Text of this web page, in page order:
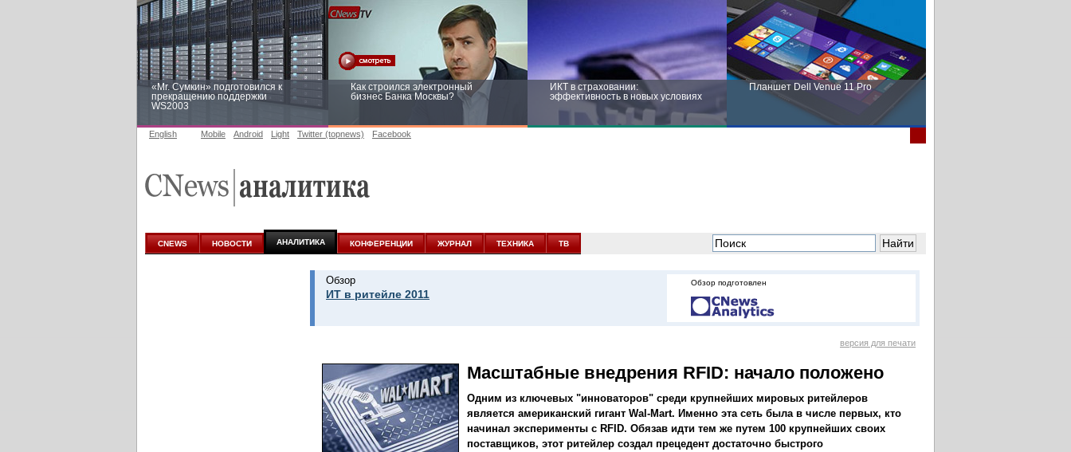
«Mr. Сумкин» подготовился к
прекращению поддержки
WS2003
Как строился электронный
бизнес Банка Москвы?
ИКТ в страховании:
эффективность в новых условиях
Планшет Dell Venue 11 Pro
аналитике
новых условиях
English Mobile Android Light Twitter (topnews) Facebook
CNEWS НОВОСТИ АНАЛИТИКА КОНФЕРЕНЦИИ ЖУРНАЛ ТЕХНИКА ТВ
Обзор
ИТ в ритейле 2011
Обзор подготовлен
версия для печати
Масштабные внедрения RFID: начало положено
Одним из ключевых "инноваторов" среди крупнейших мировых ритейлеров
является американский гигант Wal-Mart. Именно эта сеть была в числе первых, кто
начинал эксперименты с RFID. Обязав идти тем же путем 100 крупнейших своих
поставщиков, этот ритейлер создал прецедент достаточно быстрого